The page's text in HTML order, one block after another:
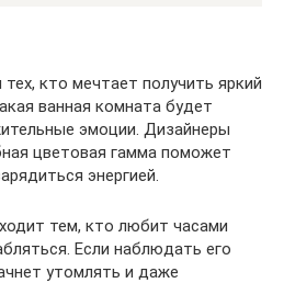
кто мечтает получить яркий
ванная комната будет
эмоции. Дизайнеры
цветовая гамма поможет
энергией.
тем, кто любит часами
Если наблюдать его
утомлять и даже